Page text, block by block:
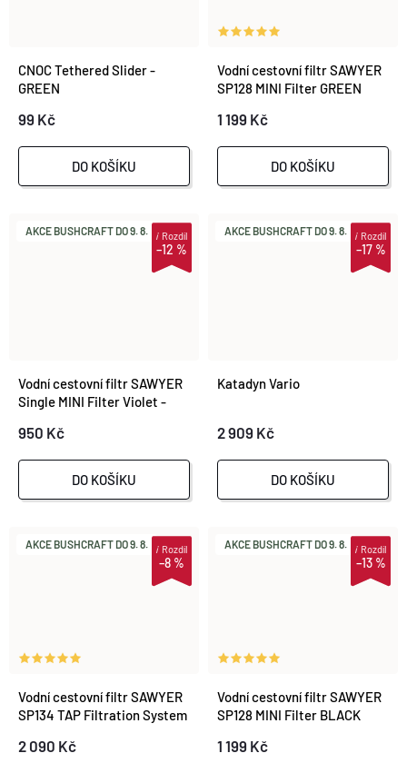
CNOC Tethered Slider -
GREEN
99 Kč
DO KOŠÍKU
Vodní cestovní filtr SAWYER
SP128 MINI Filter GREEN
1 199 Kč
DO KOŠÍKU
AKCE BUSHCRAFT DO 9. 8.
–12 %
iRozdíl
Vodní cestovní filtr SAWYER
Single MINI Filter Violet -
950 Kč
DO KOŠÍKU
AKCE BUSHCRAFT DO 9. 8.
–17 %
iRozdíl
Katadyn Vario
2 909 Kč
DO KOŠÍKU
AKCE BUSHCRAFT DO 9. 8.
–8 %
iRozdíl
Vodní cestovní filtr SAWYER
SP134 TAP Filtration System
2 090 Kč
AKCE BUSHCRAFT DO 9. 8.
–13 %
iRozdíl
Vodní cestovní filtr SAWYER
SP128 MINI Filter BLACK
1 199 Kč